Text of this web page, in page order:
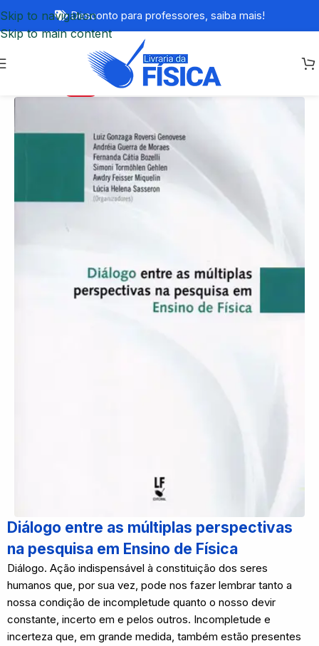
Skip to navigation
Skip to main content
Desconto para professores, saiba mais!
Diálogo entre as múltiplas perspectivas
na pesquisa em Ensino de Física
Diálogo. Ação indispensável à constituição dos seres
humanos que, por sua vez, pode nos fazer lembrar tanto a
nossa condição de incompletude quanto o nosso devir
constante, incerto em e pelos outros. Incompletude e
incerteza que, em grande medida, também estão presentes